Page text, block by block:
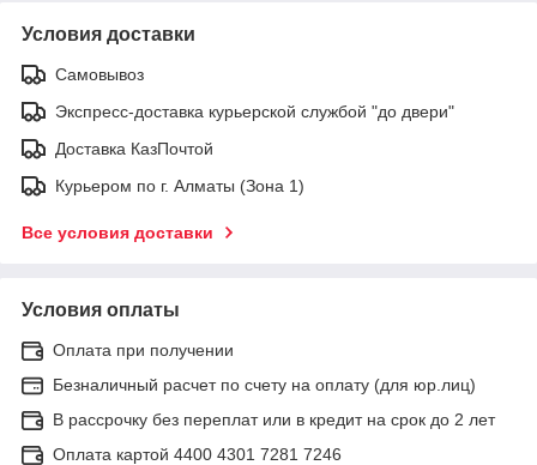
Условия доставки
Самовывоз
Экспресс-доставка курьерской службой "до двери"
Доставка КазПочтой
Курьером по г. Алматы (Зона 1)
Все условия доставки
Условия оплаты
Оплата при получении
Безналичный расчет по счету на оплату (для юр.лиц)
В рассрочку без переплат или в кредит на срок до 2 лет
Оплата картой 4400 4301 7281 7246